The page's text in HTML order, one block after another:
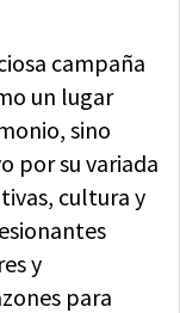
campaña
un lugar
sino
por su variada
cultura y
y
para